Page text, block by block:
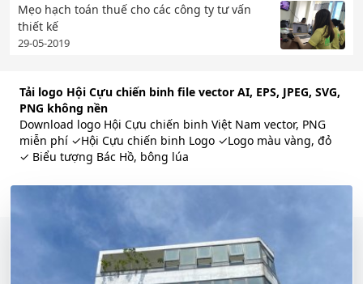
Mẹo hạch toán thuế cho các công ty tư vấn
thiết kế
29-05-2019
Tải logo Hội Cựu chiến binh file vector AI, EPS, JPEG, SVG,
PNG không nền
Download logo Hội Cựu chiến binh Việt Nam vector, PNG
miễn phí ✓Hội Cựu chiến binh Logo ✓Logo màu vàng, đỏ
✓ Biểu tượng Bác Hồ, bông lúa